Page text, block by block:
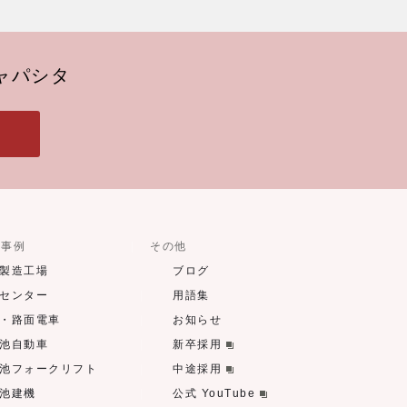
パシタ
例
造工場
ンター
路面電車
自動車
フォークリフト
建機
その他
ブログ
用語集
お知らせ
新卒採用
中途採用
公式 YouTube